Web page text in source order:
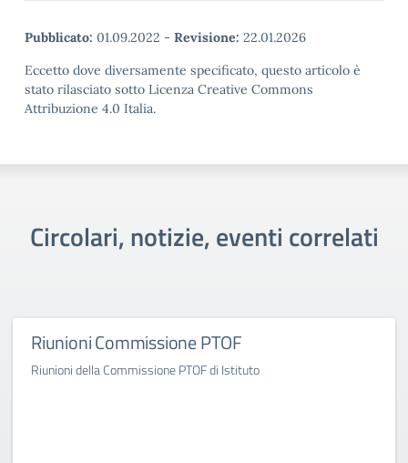
Pubblicato: 01.09.2022 - Revisione: 22.01.2026
Eccetto dove diversamente specificato, questo articolo è
stato rilasciato sotto Licenza Creative Commons
Attribuzione 4.0 Italia.
Circolari, notizie, eventi correlati
Riunioni Commissione PTOF
Riunioni della Commissione PTOF di Istituto